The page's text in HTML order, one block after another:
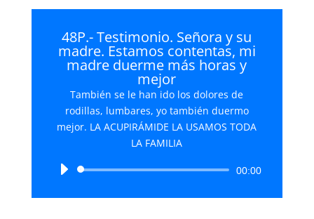
48P.- Testimonio. Señora y su
madre. Estamos contentas, mi
madre duerme más horas y
mejor
También se le han ido los dolores de
rodillas, lumbares, yo también duermo
mejor. LA ACUPIRÁMIDE LA USAMOS TODA
LA FAMILIA
Reproductor
audio
00:00